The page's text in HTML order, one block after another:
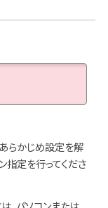
らかじめ設定を解
指定を行ってくださ